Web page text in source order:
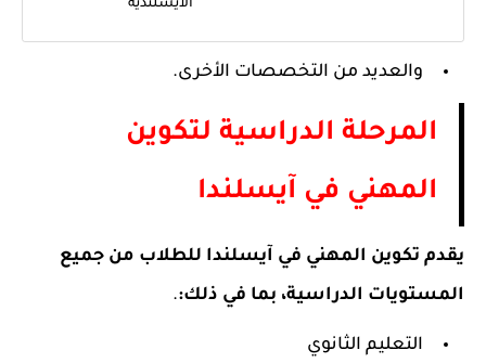
الأيسلندية
والعديد من التخصصات الأخرى.
المرحلة الدراسية لتكوين
المهني في آيسلندا
يقدم تكوين المهني في آيسلندا للطلاب من جميع
المستويات الدراسية، بما في ذلك:.
التعليم الثانوي